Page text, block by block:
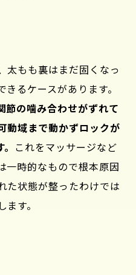
太もも裏はまだ固くなっ
るケースがあります。
節の噛み合わせがずれて
動域まで動かずロックが
これをマッサージなど
一時的なもので根本原因
た状態が整ったわけでは
す。